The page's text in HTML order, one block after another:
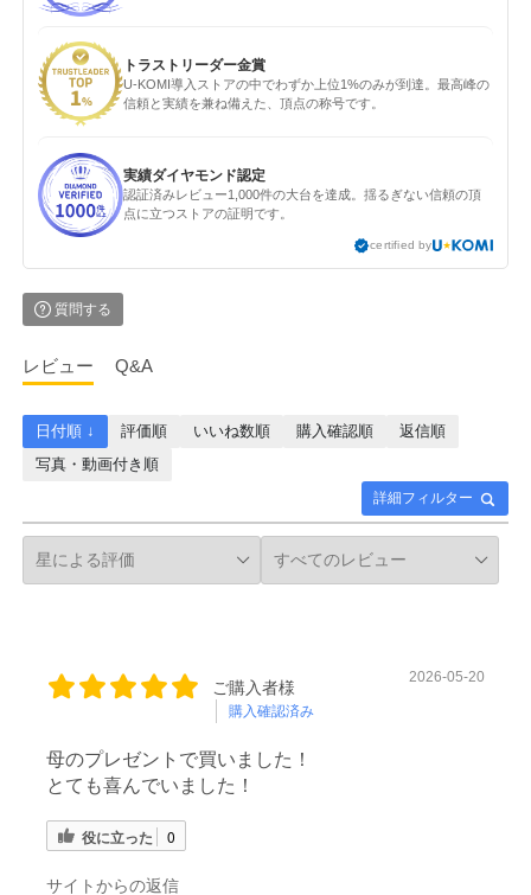
トラストリーダー金賞
U-KOMI導入ストアの中でわずか上位1%のみが到達。最高峰の
信頼と実績を兼ね備えた、頂点の称号です。
実績ダイヤモンド認定
認証済みレビュー1,000件の大台を達成。揺るぎない信頼の頂
点に立つストアの証明です。
certified by
質問する
レビュー Q&A
詳細フィルター
日付順 ↓ 評価順 いいね数順 購入確認順
返信順
写真・動画付き順
ご購入者様
購入確認済み
2026-05-20
母のプレゼントで買いました！
とても喜んでいました！
役に立った 0
サイトからの返信